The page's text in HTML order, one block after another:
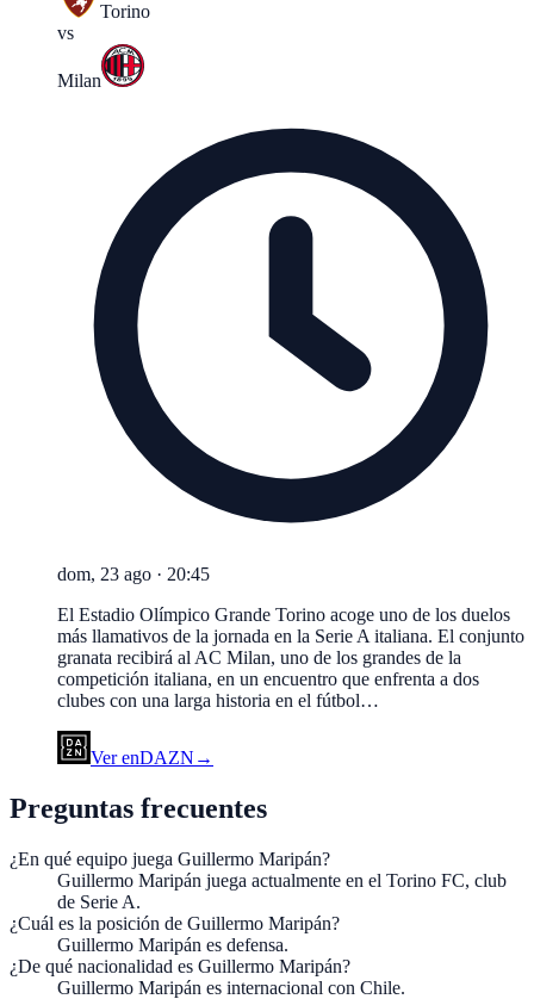
Torino
vs
Milan
dom, 23 ago · 20:45
El Estadio Olímpico Grande Torino acoge uno de los duelos
más llamativos de la jornada en la Serie A italiana. El conjunto
granata recibirá al AC Milan, uno de los grandes de la
competición italiana, en un encuentro que enfrenta a dos
clubes con una larga historia en el fútbol…
Ver enDAZN →
Preguntas frecuentes
¿En qué equipo juega Guillermo Maripán?
Guillermo Maripán juega actualmente en el Torino FC, club
de Serie A.
¿Cuál es la posición de Guillermo Maripán?
Guillermo Maripán es defensa.
¿De qué nacionalidad es Guillermo Maripán?
Guillermo Maripán es internacional con Chile.